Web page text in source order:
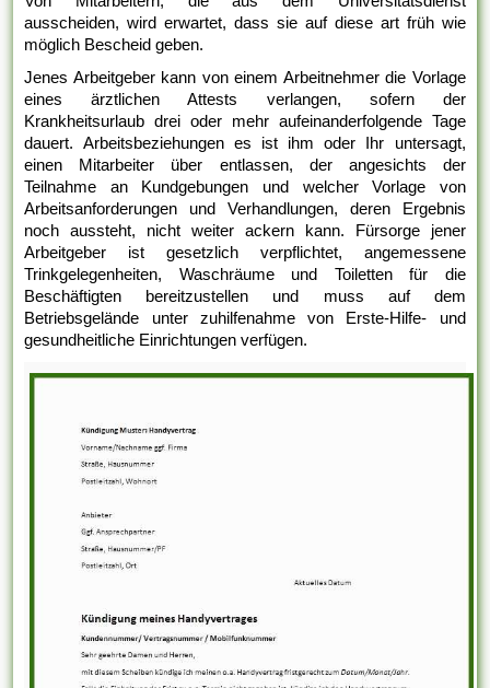
ausscheiden, wird erwartet, dass sie auf diese art früh wie
möglich Bescheid geben.
Jenes Arbeitgeber kann von einem Arbeitnehmer die Vorlage
eines ärztlichen Attests verlangen, sofern der
Krankheitsurlaub drei oder mehr aufeinanderfolgende Tage
dauert. Arbeitsbeziehungen es ist ihm oder Ihr untersagt,
einen Mitarbeiter über entlassen, der angesichts der
Teilnahme an Kundgebungen und welcher Vorlage von
Arbeitsanforderungen und Verhandlungen, deren Ergebnis
noch aussteht, nicht weiter ackern kann. Fürsorge jener
Arbeitgeber ist gesetzlich verpflichtet, angemessene
Trinkgelegenheiten, Waschräume und Toiletten für die
Beschäftigten bereitzustellen und muss auf dem
Betriebsgelände unter zuhilfenahme von Erste-Hilfe- und
gesundheitliche Einrichtungen verfügen.